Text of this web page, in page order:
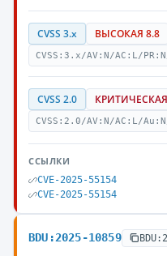
CVSS 3.x ВЫСОКАЯ 8.8
CVSS:3.x/AV:N/AC:L/
CVSS 2.0 КРИТИЧЕСКАЯ
CVSS:2.0/AV:N/AC:L/
ССЫЛКИ
CVE-2025-55154
CVE-2025-55154
BDU:2025-10859